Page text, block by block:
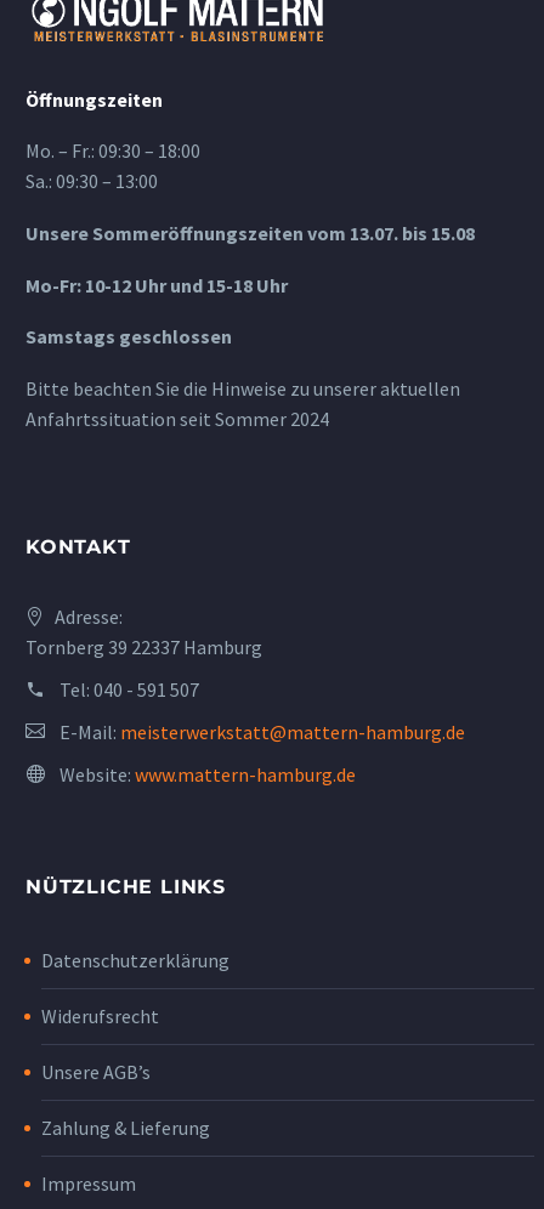
Öffnungszeiten
Mo. – Fr.: 09:30 – 18:00
Sa.: 09:30 – 13:00
Unsere Sommeröffnungszeiten vom 13.07. bis 15.08
Mo-Fr: 10-12 Uhr und 15-18 Uhr
Samstags geschlossen
Bitte beachten Sie die Hinweise zu unserer aktuellen
Anfahrtssituation seit Sommer 2024
KONTAKT
Adresse:
Tornberg 39 22337 Hamburg
Tel: 040 - 591 507
E-Mail: meisterwerkstatt@mattern-hamburg.de
Website: www.mattern-hamburg.de
NÜTZLICHE LINKS
Datenschutzerklärung
Widerufsrecht
Unsere AGB’s
Zahlung & Lieferung
Impressum